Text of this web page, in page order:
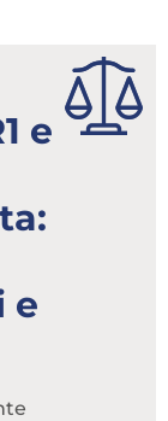
per 60
la password?
e
e